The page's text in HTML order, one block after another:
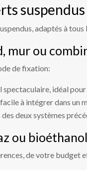
adaptés à
mur ou
de fixation:
spectaculaire, idéal
à intégrer dans un
deux systèmes
ou
de votre budget